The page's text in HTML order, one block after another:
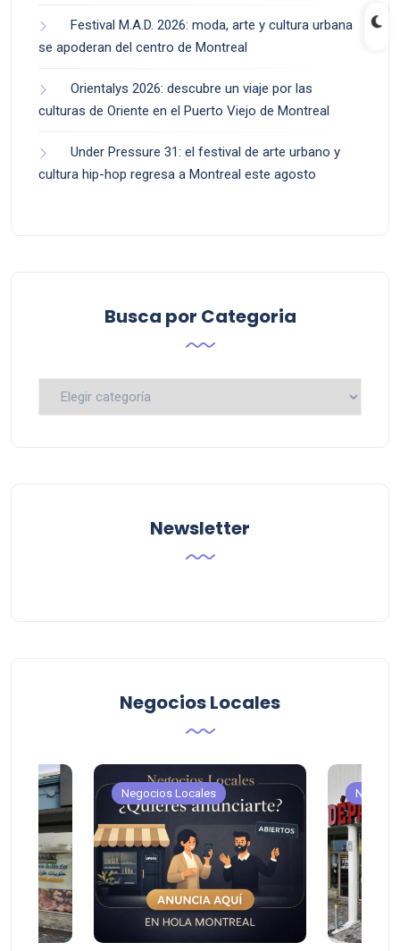
Festival M.A.D. 2026: moda, arte y cultura urbana
se apoderan del centro de Montreal
Orientalys 2026: descubre un viaje por las
culturas de Oriente en el Puerto Viejo de Montreal
Under Pressure 31: el festival de arte urbano y
cultura hip-hop regresa a Montreal este agosto
Busca por Categoria
Busca
Newsletter
Negocios Locales
Negocios Locales